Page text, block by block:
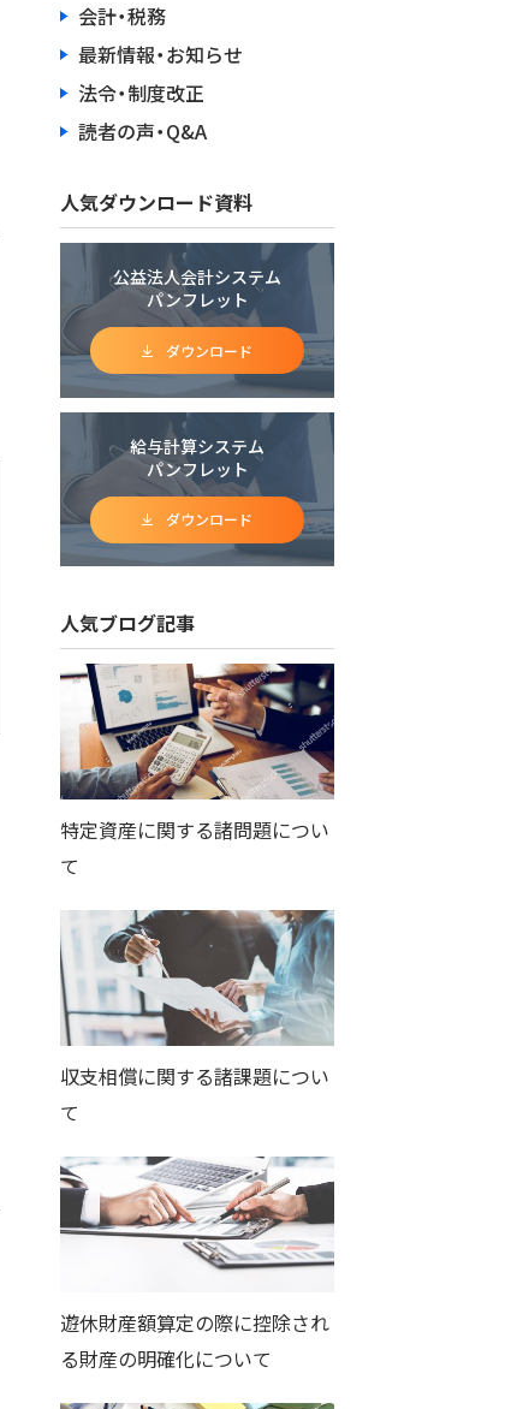
会計・税務
最新情報・お知らせ
法令・制度改正
読者の声・Q&A
人気ダウンロード資料
公益法人会計システム
パンフレット
ダウンロード
給与計算システム
パンフレット
ダウンロード
人気ブログ記事
特定資産に関する諸問題につい
て
収支相償に関する諸課題につい
て
遊休財産額算定の際に控除され
る財産の明確化について